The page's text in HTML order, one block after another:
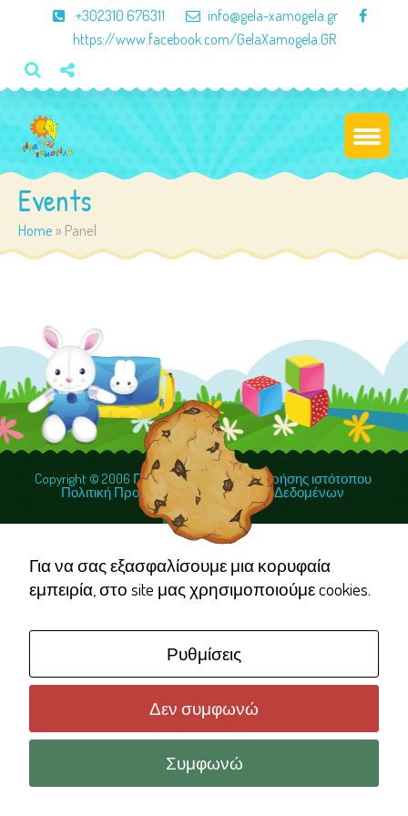
+302310 676311
info@gela-xamogela.gr
https://www.facebook.com/GelaXamogela.GR
Events
Home » Panel
Copyright © 2006 Γέλα ΧαμογέλαΌροι χρήσης ιστότοπου
Πολιτική Προστασίας Προσωπικών Δεδομένων
Για να σας εξασφαλίσουμε μια κορυφαία
εμπειρία, στο site μας χρησιμοποιούμε cookies.
Ρυθμίσεις
Δεν συμφωνώ
Συμφωνώ
Necessary
These
cookies are
not
They are
needed for
the website
to function.
Statistics
In order for